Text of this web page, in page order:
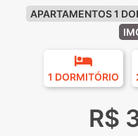
APARTAMENTOS 1
1 DORMITÓRIO
R$